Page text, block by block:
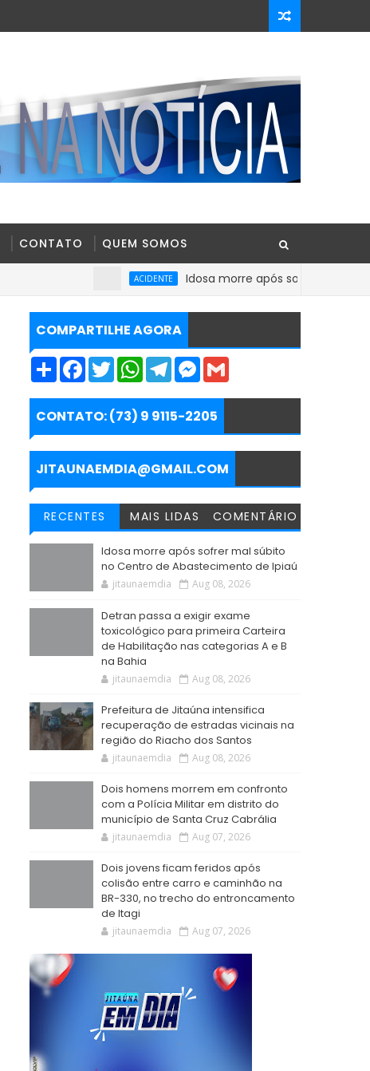
CONTATO QUEM SOMOS
Idosa morre após sofrer mal súbito no
COMPARTILHE AGORA
S
r
e
F
e
b
o
k
T
w
t
t
e
r
W
t
s
p
p
T
e
g
a
m
M
s
e
g
e
r
i
CONTATO: (73) 9 9115-2205
JITAUNAEMDIA@GMAIL.COM
RECENTES MAIS LIDAS COMENTÁRIO
Idosa morre após sofrer mal súbito
no Centro de Abastecimento de Ipiaú
jitaunaemdia Aug 08, 2026
Detran passa a exigir exame
toxicológico para primeira Carteira
de Habilitação nas categorias A e B
na Bahia
jitaunaemdia Aug 08, 2026
Prefeitura de Jitaúna intensifica
recuperação de estradas vicinais na
região do Riacho dos Santos
jitaunaemdia Aug 08, 2026
Dois homens morrem em confronto
com a Polícia Militar em distrito do
município de Santa Cruz Cabrália
jitaunaemdia Aug 07, 2026
Dois jovens ficam feridos após
colisão entre carro e caminhão na
BR-330, no trecho do entroncamento
de Itagi
jitaunaemdia Aug 07, 2026